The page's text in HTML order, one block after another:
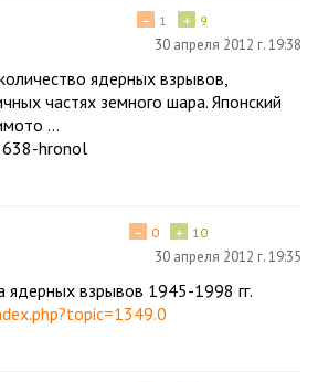
+ 9
− 1
30 апреля 2012 г. 19:38
ядерных взрывов,
частях земного шара. Японский
...
hronol
+ 10
− 0
30 апреля 2012 г. 19:35
ядерных взрывов 1945-1998 гг.